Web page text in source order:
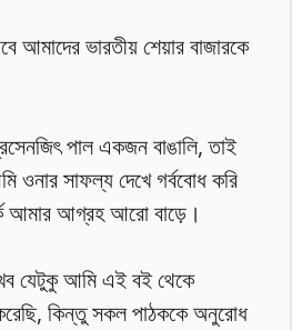
আমাদের ভারতীয় শেয়ার বাজারকে
পাল একজন বাঙালি, তাই
ওনার সাফল্য দেখে গর্ববোধ করি
আমার আগ্রহ আরো বাড়ে।
যেটুকু আমি এই বই থেকে
কিন্তু সকল পাঠককে অনুরোধ